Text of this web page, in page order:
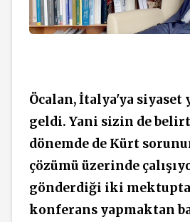
Öcalan, İtalya'ya siyaset
geldi. Yani sizin de
dönemde de Kürt
çözümü üzerinde
gönderdiği iki mektupta
konferans yapmaktan